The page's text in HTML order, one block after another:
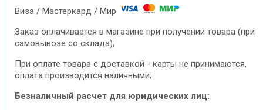
Виза / Мастеркард / Мир
Заказ оплачивается в магазине при получении товара (при
самовывозе со склада);
При оплате товара с доставкой - карты не принимаются,
оплата производится наличными;
Безналичный расчет для юридических лиц: